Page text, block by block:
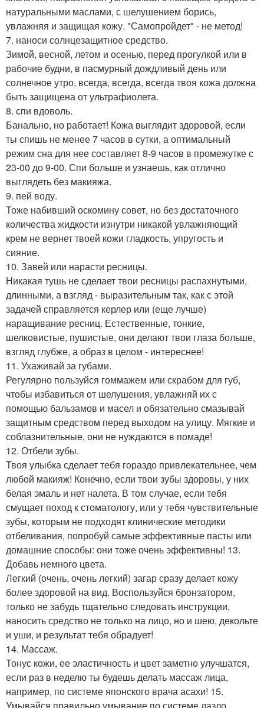
натуральными маслами, с шелушением борись,
увлажняя и защищая кожу. "Самопройдет" - не метод!
7. наноси солнцезащитное средство.
Зимой, весной, летом и осенью, перед прогулкой или в
рабочие будни, в пасмурный дождливый день или
солнечное утро, всегда, всегда, всегда твоя кожа должна
быть защищена от ультрафиолета.
8. спи вдоволь.
Банально, но работает! Кожа выглядит здоровой, если
ты спишь не менее 7 часов в сутки, а оптимальный
режим сна для нее составляет 8-9 часов в промежутке с
23-00 до 9-00. Спи больше и узнаешь, как отлично
выглядеть без макияжа.
9. пей воду.
Тоже набивший оскомину совет, но без достаточного
количества жидкости изнутри никакой увлажняющий
крем не вернет твоей кожи гладкость, упругость и
сияние.
10. Завей или нарасти ресницы.
Никакая тушь не сделает твои ресницы распахнутыми,
длинными, а взгляд - выразительным так, как с этой
задачей справляется керлер или (еще лучше)
наращивание ресниц. Естественные, тонкие,
шелковистые, пушистые, они делают твои глаза больше,
взгляд глубже, а образ в целом - интереснее!
11. Ухаживай за губами.
Регулярно пользуйся гоммажем или скрабом для губ,
чтобы избавиться от шелушения, увлажняй их с
помощью бальзамов и масел и обязательно смазывай
защитным средством перед выходом на улицу. Мягкие и
соблазнительные, они не нуждаются в помаде!
12. Отбели зубы.
Твоя улыбка сделает тебя гораздо привлекательнее, чем
любой макияж! Конечно, если твои зубы здоровы, у них
белая эмаль и нет налета. В том случае, если тебя
смущает поход к стоматологу, или у тебя чувствительные
зубы, которым не подходят клинические методики
отбеливания, попробуй самые эффективные пасты или
домашние способы: они тоже очень эффективны! 13.
Добавь немного цвета.
Легкий (очень, очень легкий) загар сразу делает кожу
более здоровой на вид. Воспользуйся бронзатором,
только не забудь тщательно следовать инструкции,
наносить средство не только на лицо, но и шею, декольте
и уши, и результат тебя обрадует!
14. Массаж.
Тонус кожи, ее эластичность и цвет заметно улучшатся,
если раз в неделю ты будешь делать массаж лица,
например, по системе японского врача асахи! 15.